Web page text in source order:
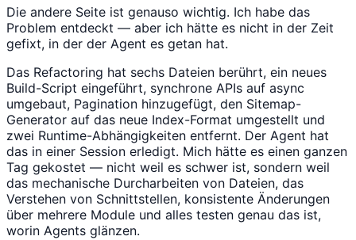
Die andere Seite ist genauso wichtig. Ich habe das
Problem entdeckt — aber ich hätte es nicht in der Zeit
gefixt, in der der Agent es getan hat.
Das Refactoring hat sechs Dateien berührt, ein neues
Build-Script eingeführt, synchrone APIs auf async
umgebaut, Pagination hinzugefügt, den Sitemap-
Generator auf das neue Index-Format umgestellt und
zwei Runtime-Abhängigkeiten entfernt. Der Agent hat
das in einer Session erledigt. Mich hätte es einen ganzen
Tag gekostet — nicht weil es schwer ist, sondern weil
das mechanische Durcharbeiten von Dateien, das
Verstehen von Schnittstellen, konsistente Änderungen
über mehrere Module und alles testen genau das ist,
worin Agents glänzen.